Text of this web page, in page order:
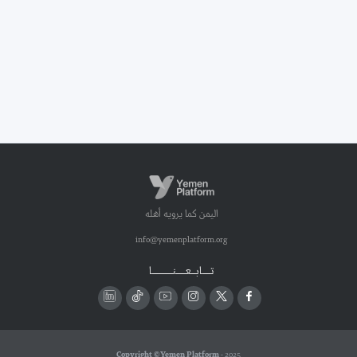
اليمن كما يرويه أهله
info@yemenplatform.org
تـــــابـــعــــــنـــــــــــــا